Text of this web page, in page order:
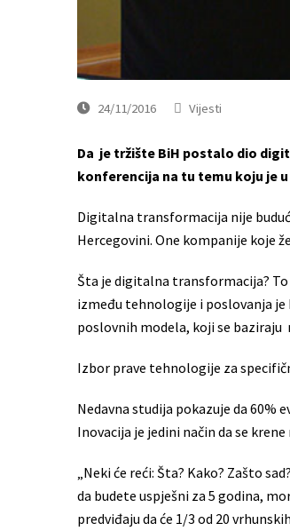
24/11/2016 Vijesti
Da je tržište BiH postalo dio
konferencija na tu temu koju je
Digitalna transformacija nije
Hercegovini. One kompanije koje
Šta je digitalna transformacija?
između tehnologije i poslovanja je
poslovnih modela, koji se baziraju
Izbor prave tehnologije za
Nedavna studija pokazuje da
Inovacija je jedini način da se krene
„Neki će reći: Šta? Kako? Zašto
da budete uspješni za 5 godina,
predviđaju da će 1/3 od 20